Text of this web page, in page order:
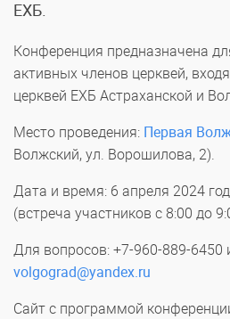
ЕХБ.
Конференция предназначена
активных членов церквей,
церквей ЕХБ Астраханской и
Место проведения: Первая
Волжский, ул. Ворошилова, 2).
Дата и время: 6 апреля 2024
(встреча участников с 8:00 до
Для вопросов: +7-960-889-6450
volgograd@yandex.ru
Сайт с программой